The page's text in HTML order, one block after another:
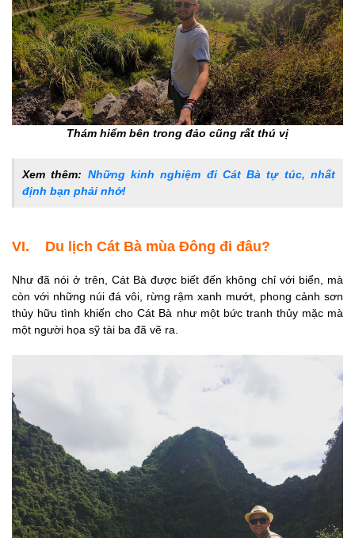
Thám hiểm bên trong đảo cũng rất thú vị
Xem thêm: Những kinh nghiệm đi Cát Bà tự túc, nhất
định bạn phải nhớ!
VI. Du lịch Cát Bà mùa Đông đi đâu?
Như đã nói ở trên, Cát Bà được biết đến không chỉ với biển, mà
còn với những núi đá vôi, rừng rậm xanh mướt, phong cảnh sơn
thủy hữu tình khiến cho Cát Bà như một bức tranh thủy mặc mà
một người họa sỹ tài ba đã vẽ ra.